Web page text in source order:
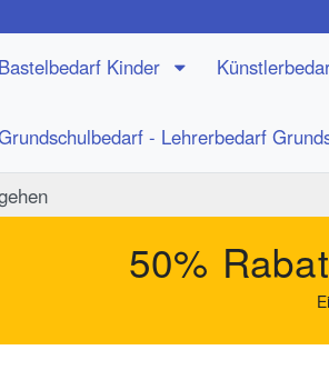
Bastelbedarf Kinder
- Lehrerbedarf
50%